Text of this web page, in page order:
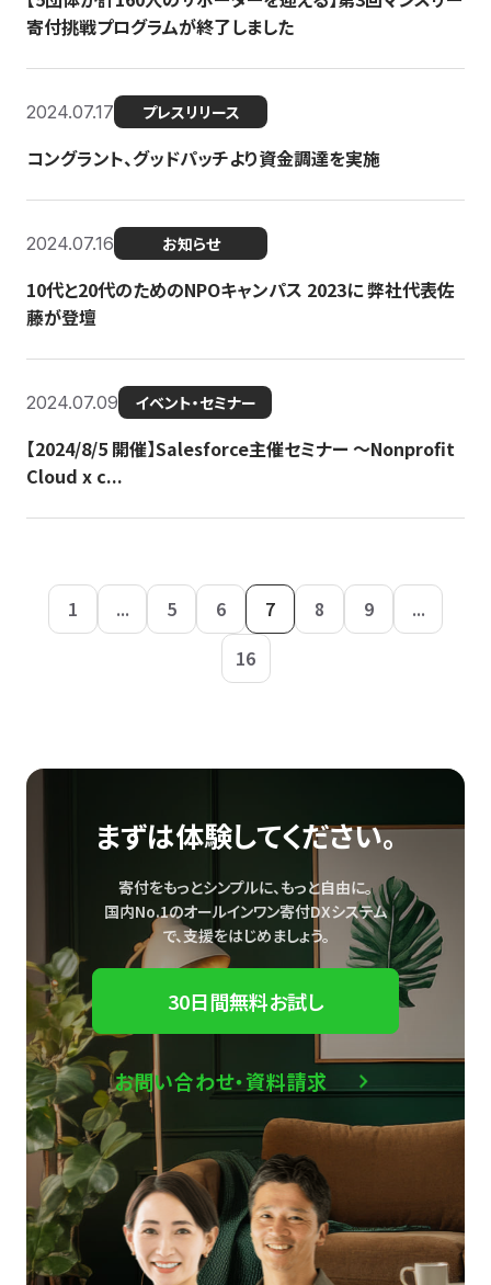
寄付挑戦プログラムが終了しました
2024.07.17 プレスリリース
コングラント、グッドパッチより資金調達を実施
2024.07.16 お知らせ
10代と20代のためのNPOキャンパス 2023に 弊社代表佐
藤が登壇
2024.07.09 イベント・セミナー
【2024/8/5 開催】Salesforce主催セミナー 〜Nonprofit
Cloud x c...
1 ... 5 6 7 8 9
...
16
まずは体験してください。
寄付をもっとシンプルに、もっと自由に。
国内No.1のオールインワン寄付DXシステム
で、支援をはじめましょう。
30日間無料お試し
お問い合わせ・資料請求